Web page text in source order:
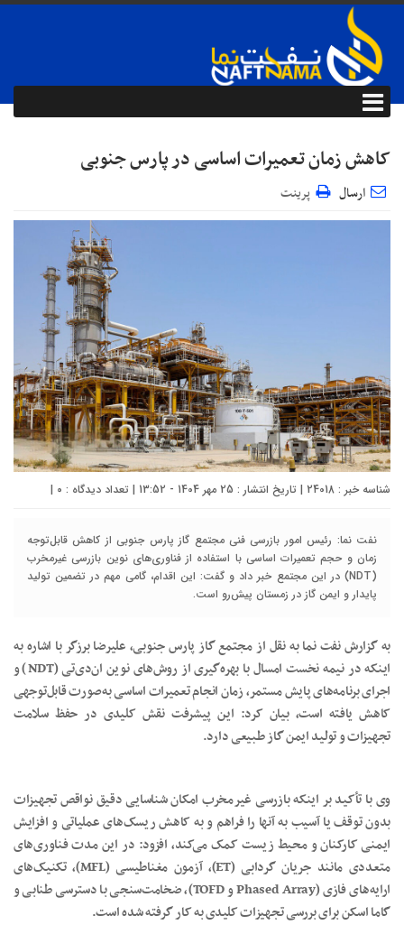
کاهش زمان تعمیرات اساسی در پارس جنوبی
ارسال پرینت
شناسه خبر : 24018 | تاریخ انتشار : 25 مهر 1404 - 13:52 | تعداد دیدگاه : ۰ |
نفت نما: رئیس امور بازرسی فنی مجتمع گاز پارس جنوبی از کاهش قابل‌توجه
زمان و حجم تعمیرات اساسی با استفاده از فناوری‌های نوین بازرسی غیرمخرب
(NDT) در این مجتمع خبر داد و گفت: این اقدام، گامی مهم در تضمین تولید
پایدار و ایمن گاز در زمستان پیش‌رو است.
به گزارش نفت نما به نقل از مجتمع گاز پارس جنوبی، علیرضا برزگر با اشاره به
اینکه در نیمه نخست امسال با بهره‌گیری از روش‌های نوین ان‌دی‌تی (NDT) و
اجرای برنامه‌های پایش مستمر، زمان انجام تعمیرات اساسی به‌صورت قابل‌توجهی
کاهش یافته است، بیان کرد: این پیشرفت نقش کلیدی در حفظ سلامت
تجهیزات و تولید ایمن گاز طبیعی دارد.
وی با تأکید بر اینکه بازرسی غیرمخرب امکان شناسایی دقیق نواقص تجهیزات
بدون توقف یا آسیب به آنها را فراهم و به کاهش ریسک‌های عملیاتی و افزایش
ایمنی کارکنان و محیط زیست کمک می‌کند، افزود: در این مدت فناوری‌های
متعددی مانند جریان گردابی (ET)، آزمون مغناطیسی (MFL)، تکنیک‌های
ارایه‌های فازی (Phased Array و TOFD)، ضخامت‌سنجی با دسترسی طنابی و
گاما اسکن برای بررسی تجهیزات کلیدی به کار گرفته شده است.